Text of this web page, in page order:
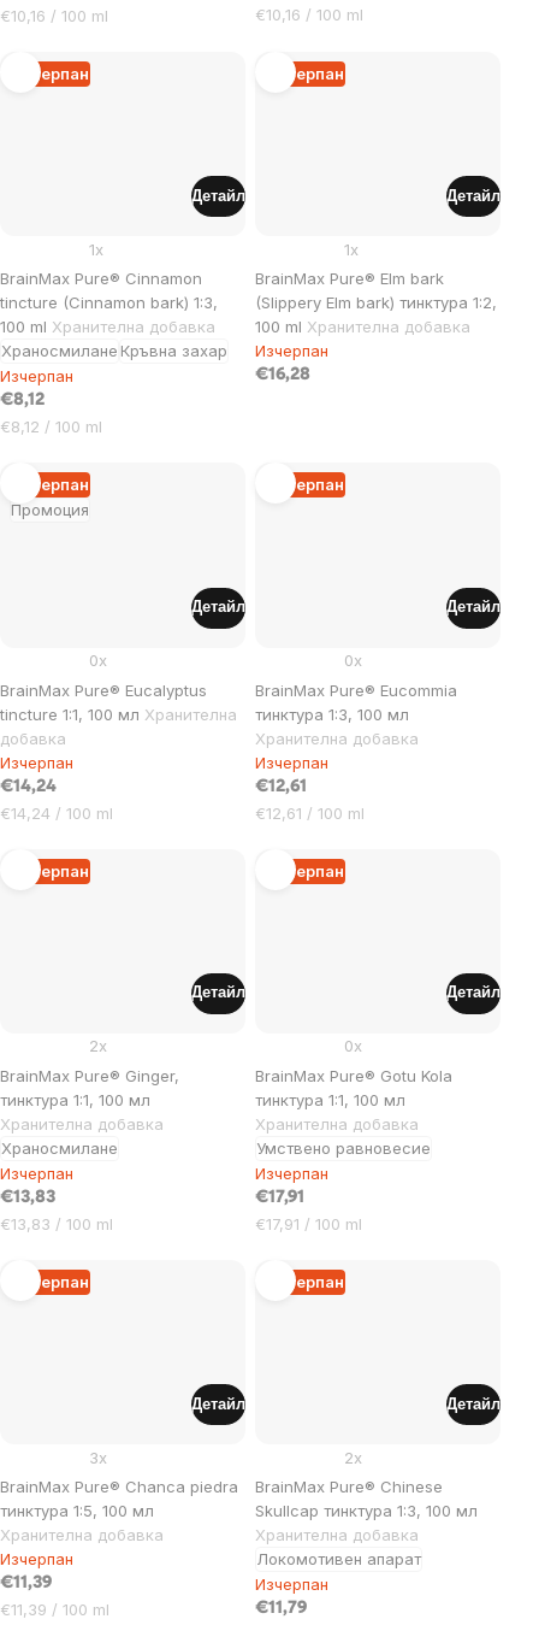
Цена
мярка:
€10,16 / 100 ml
Цена
мярка:
€10,16 / 100 ml
Изчерпан
BrainMax Pure® Cinnamon
tincture (Cinnamon bark) 1:3,
100 ml Хранителна добавка
Храносмилане Кръвна захар
1x
Изчерпан
€8,12
Цена
мярка:
€8,12 / 100 ml
Детайл
Изчерпан
BrainMax Pure® Elm bark
(Slippery Elm bark) тинктура 1:2,
100 ml Хранителна добавка
1x
Изчерпан
€16,28
Детайл
Промоция
Изчерпан
BrainMax Pure® Eucalyptus
tincture 1:1, 100 мл Хранителна
добавка
0x
Изчерпан
€14,24
Цена
мярка:
€14,24 / 100 ml
Детайл
Изчерпан
BrainMax Pure® Eucommia
тинктура 1:3, 100 мл
Хранителна добавка
0x
Изчерпан
€12,61
Цена
мярка:
€12,61 / 100 ml
Детайл
Изчерпан
BrainMax Pure® Ginger,
тинктура 1:1, 100 мл
Хранителна добавка
Храносмилане
2x
Изчерпан
€13,83
Цена
мярка:
€13,83 / 100 ml
Детайл
Изчерпан
BrainMax Pure® Gotu Kola
тинктура 1:1, 100 мл
Хранителна добавка
Умствено равновесие
0x
Изчерпан
€17,91
Цена
мярка:
€17,91 / 100 ml
Детайл
Изчерпан
BrainMax Pure® Chanca piedra
тинктура 1:5, 100 мл
Хранителна добавка
3x
Изчерпан
€11,39
Цена
€11,39 / 100 ml
Детайл
Изчерпан
BrainMax Pure® Chinese
Skullcap тинктура 1:3, 100 мл
Хранителна добавка
Локомотивен апарат
2x
Изчерпан
€11,79
Детайл